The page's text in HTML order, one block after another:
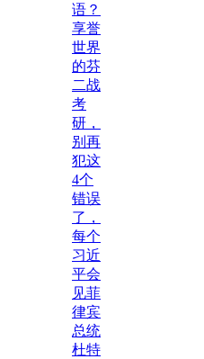
语？
享誉
世界
的芬
二战
考
研，
别再
犯这
4个
错误
了，
每个
习近
平会
见菲
律宾
总统
杜特